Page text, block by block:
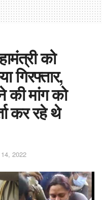
को
गिरफ्तार,
की मांग को
कर रहे थे
2022